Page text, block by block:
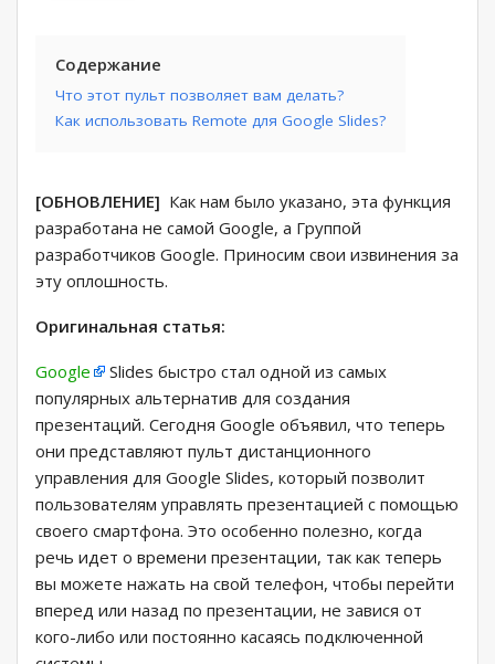
Содержание
Что этот пульт позволяет вам делать?
Как использовать Remote для Google Slides?
[ОБНОВЛЕНИЕ] Как нам было указано, эта функция
разработана не самой Google, а Группой
разработчиков Google. Приносим свои извинения за
эту оплошность.
Оригинальная статья:
Google
Slides быстро стал одной из самых
популярных альтернатив для создания
презентаций. Сегодня Google объявил, что теперь
они представляют пульт дистанционного
управления для Google Slides, который позволит
пользователям управлять презентацией с помощью
своего смартфона. Это особенно полезно, когда
речь идет о времени презентации, так как теперь
вы можете нажать на свой телефон, чтобы перейти
вперед или назад по презентации, не завися от
кого-либо или постоянно касаясь подключенной